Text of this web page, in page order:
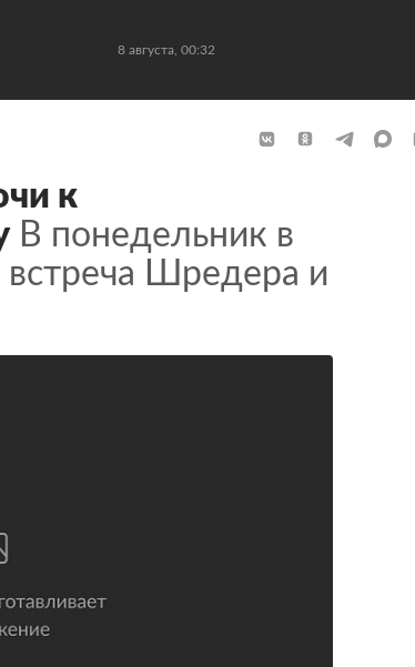
8 августа, 00:32
к
В понедельник в
встреча Шредера и